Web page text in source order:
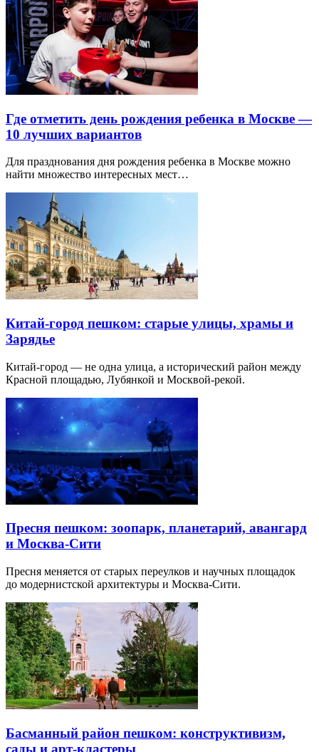
Где отметить день рождения ребенка в Москве —
10 лучших вариантов
Для празднования дня рождения ребенка в Москве можно
найти множество интересных мест…
Китай-город пешком: старые улицы, храмы и
Зарядье
Китай-город — не одна улица, а исторический район между
Красной площадью, Лубянкой и Москвой-рекой.
Пресня пешком: зоопарк, планетарий, авангард
и Москва-Сити
Пресня меняется от старых переулков и научных площадок
до модернистской архитектуры и Москва-Сити.
Басманный район пешком: конструктивизм,
сады и арт-кластеры